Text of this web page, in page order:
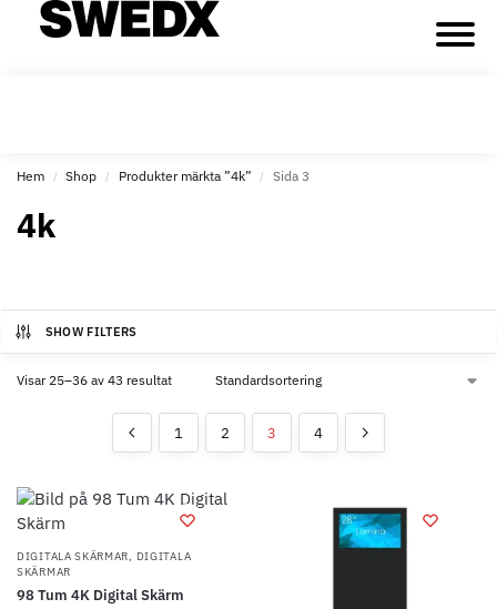
Hem / Shop / Produkter märkta ”4k” / Sida 3
4k
SHOW FILTERS
Visar 25–36 av 43 resultat
1 2 3 4
DIGITALA SKÄRMAR, DIGITALA
SKÄRMAR
98 Tum 4K Digital Skärm